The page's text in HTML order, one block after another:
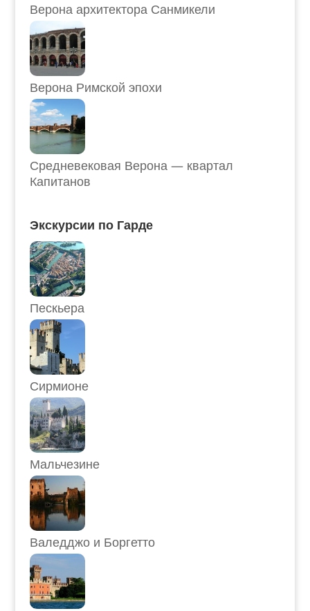
Верона архитектора Санмикели
Верона Римской эпохи
Средневековая Верона — квартал
Капитанов
Экскурсии по Гарде
Пескьера
Сирмионе
Мальчезине
Валедджо и Боргетто